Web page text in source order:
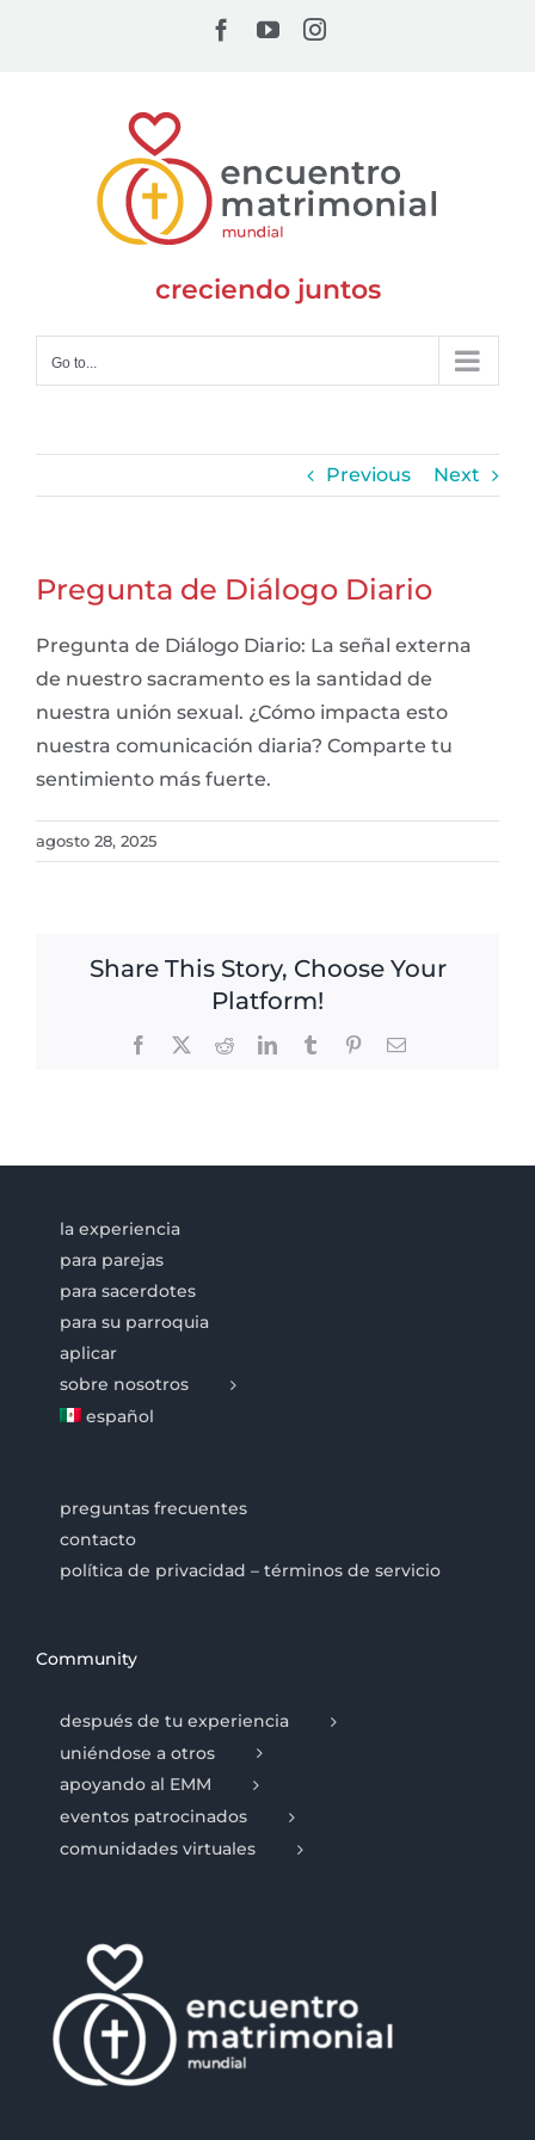
Facebook
YouTubeInstagram
creciendo juntos
Go to...
Previous Next
Pregunta de Diálogo Diario
Pregunta de Diálogo Diario: La señal externa
de nuestro sacramento es la santidad de
nuestra unión sexual. ¿Cómo impacta esto
nuestra comunicación diaria? Comparte tu
sentimiento más fuerte.
agosto 28, 2025
Share This Story, Choose Your
Platform!
Facebook RedditLinkedInTumblr PinterestEmail
la experiencia
para parejas
para sacerdotes
para su parroquia
aplicar
sobre nosotros
español
preguntas frecuentes
contacto
política de privacidad – términos de servicio
Community
después de tu experiencia
uniéndose a otros
apoyando al EMM
eventos patrocinados
comunidades virtuales